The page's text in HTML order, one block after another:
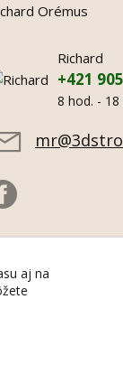
Orémus
Richard
+421
8 hod. - 18
aj na